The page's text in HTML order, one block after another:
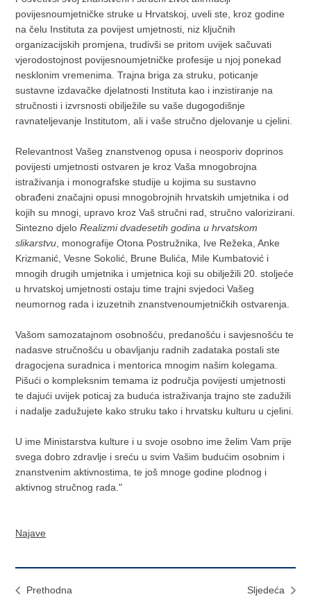
povijesnoumjetničke struke u Hrvatskoj, uveli ste, kroz godine
na čelu Instituta za povijest umjetnosti, niz ključnih
organizacijskih promjena, trudivši se pritom uvijek sačuvati
vjerodostojnost povijesnoumjetničke profesije u njoj ponekad
nesklonim vremenima. Trajna briga za struku, poticanje
sustavne izdavačke djelatnosti Instituta kao i inzistiranje na
stručnosti i izvrsnosti obilježile su vaše dugogodišnje
ravnateljevanje Institutom, ali i vaše stručno djelovanje u cjelini.
Relevantnost Vašeg znanstvenog opusa i neosporiv doprinos
povijesti umjetnosti ostvaren je kroz Vaša mnogobrojna
istraživanja i monografske studije u kojima su sustavno
obrađeni značajni opusi mnogobrojnih hrvatskih umjetnika i od
kojih su mnogi, upravo kroz Vaš stručni rad, stručno valorizirani.
Sintezno djeloRealizmi dvadesetih godina u hrvatskom
slikarstvu , monografije Otona Postružnika, Ive Režeka, Anke
Krizmanić, Vesne Sokolić, Brune Bulića, Mile Kumbatović i
mnogih drugih umjetnika i umjetnica koji su obilježili 20. stoljeće
u hrvatskoj umjetnosti ostaju time trajni svjedoci Vašeg
neumornog rada i izuzetnih znanstvenoumjetničkih ostvarenja.
Vašom samozatajnom osobnošću, predanošću i savjesnošću te
nadasve stručnošću u obavljanju radnih zadataka postali ste
dragocjena suradnica i mentorica mnogim našim kolegama.
Pišući o kompleksnim temama iz područja povijesti umjetnosti
te dajući uvijek poticaj za buduća istraživanja trajno ste zadužili
i nadalje zadužujete kako struku tako i hrvatsku kulturu u cjelini.
U ime Ministarstva kulture i u svoje osobno ime želim Vam prije
svega dobro zdravlje i sreću u svim Vašim budućim osobnim i
znanstvenim aktivnostima, te još mnoge godine plodnog i
aktivnog stručnog rada."
Najave
Prethodna
Sljedeća